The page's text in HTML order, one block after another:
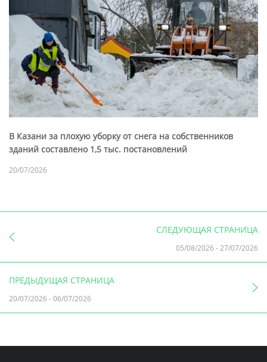
В Казани за плохую уборку от снега на собственников
зданий составлено 1,5 тыс. постановлений
20/07/2026
СЛЕДУЮЩАЯ СТРАНИЦА
05/08/2026 -27/07/2026
ПРЕДЫДУЩАЯ СТРАНИЦА
20/07/2026 -06/07/2026